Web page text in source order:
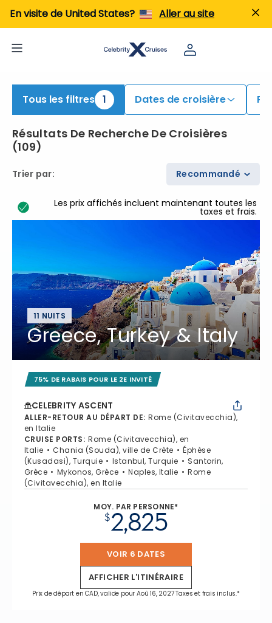
En visite de United States? Aller au site
Tous les filtres 1 Dates de croisière
Résultats De Recherche De Croisières
(109)
Trier par: Recommandé
Les prix affichés incluent maintenant toutes les
taxes et frais.
11 NUITS
Greece, Turkey & Italy
75% DE RABAIS POUR LE 2E INVITÉ
CELEBRITY ASCENT
ALLER-RETOUR AU DÉPART DE: Rome (Civitavecchia),
en Italie
CRUISE PORTS: Rome (Civitavecchia), en
Italie
Chania (Souda), ville de Crète
Éphèse
(Kusadasi), Turquie
Istanbul, Turquie
Santorin,
Grèce
Mykonos, Grèce Naples, Italie
Rome
(Civitavecchia), en Italie
MOY. PAR PERSONNE*
$2,825
VOIR 6 DATES
AFFICHER L'ITINÉRAIRE
Prix de départ en CAD, valide pour Aoû 16, 2027 Taxes et frais inclus.*